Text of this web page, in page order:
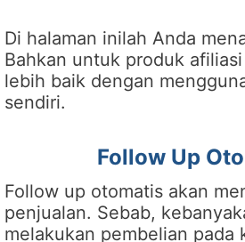
Di halaman inilah Anda
Bahkan untuk produk
lebih baik dengan
sendiri.
Follow Up
Follow up otomatis akan
penjualan. Sebab,
melakukan pembelian pada